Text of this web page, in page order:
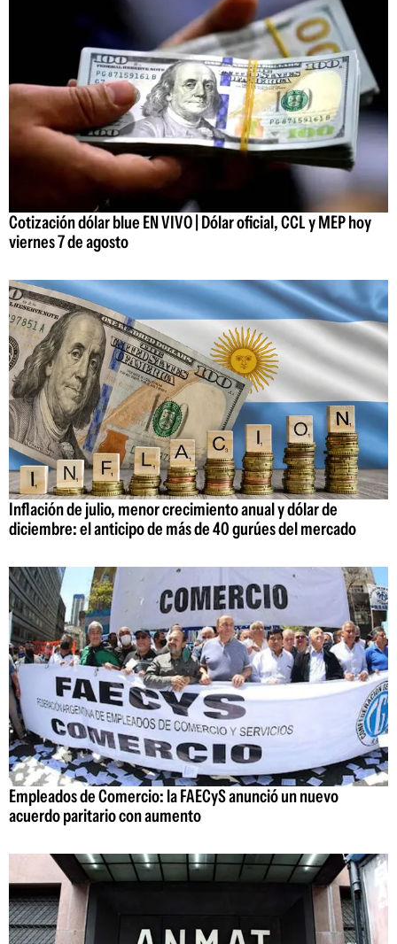
Cotización dólar blue EN VIVO | Dólar oficial, CCL y MEP hoy
viernes 7 de agosto
Inflación de julio, menor crecimiento anual y dólar de
diciembre: el anticipo de más de 40 gurúes del mercado
Empleados de Comercio: la FAECyS anunció un nuevo
acuerdo paritario con aumento